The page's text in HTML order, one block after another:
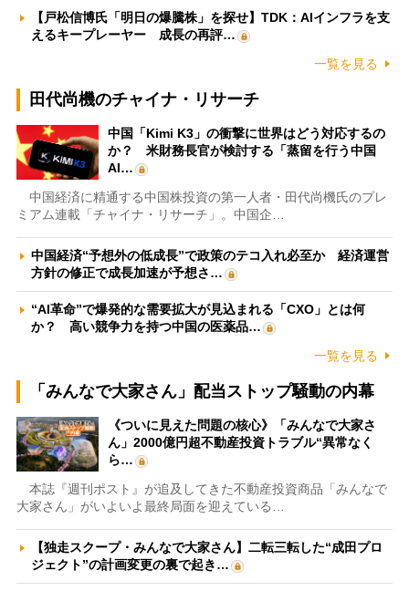
【戸松信博氏「明日の爆騰株」を探せ】TDK：AIインフラを支
えるキープレーヤー 成長の再評…
一覧を見る
田代尚機のチャイナ・リサーチ
中国「Kimi K3」の衝撃に世界はどう対応するの
か？ 米財務長官が検討する「蒸留を行う中国
AI…
中国経済に精通する中国株投資の第一人者・田代尚機氏のプレ
ミアム連載「チャイナ・リサーチ」。中国企…
中国経済“予想外の低成長”で政策のテコ入れ必至か 経済運営
方針の修正で成長加速が予想さ…
“AI革命”で爆発的な需要拡大が見込まれる「CXO」とは何
か？ 高い競争力を持つ中国の医薬品…
一覧を見る
「みんなで大家さん」配当ストップ騒動の内幕
《ついに見えた問題の核心》「みんなで大家さ
ん」2000億円超不動産投資トラブル“異常なく
ら…
本誌『週刊ポスト』が追及してきた不動産投資商品「みんなで
大家さん」がいよいよ最終局面を迎えている…
【独走スクープ・みんなで大家さん】二転三転した“成田プロ
ジェクト”の計画変更の裏で起き…